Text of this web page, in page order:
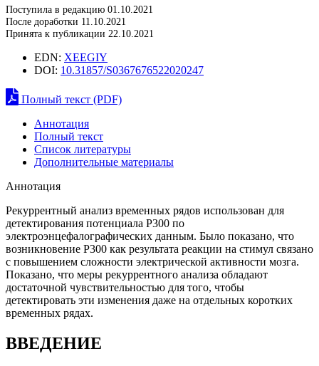
Поступила в редакцию 01.10.2021
После доработки 11.10.2021
Принята к публикации 22.10.2021
EDN: XEEGIY
DOI: 10.31857/S0367676522020247
Полный текст (PDF)
Аннотация
Полный текст
Список литературы
Дополнительные материалы
Аннотация
Рекуррентный анализ временных рядов использован для
детектирования потенциала P300 по
электроэнцефалографических данным. Было показано, что
возникновение P300 как результата реакции на стимул связано
с повышением сложности электрической активности мозга.
Показано, что меры рекуррентного анализа обладают
достаточной чувствительностью для того, чтобы
детектировать эти изменения даже на отдельных коротких
временных рядах.
ВВЕДЕНИЕ